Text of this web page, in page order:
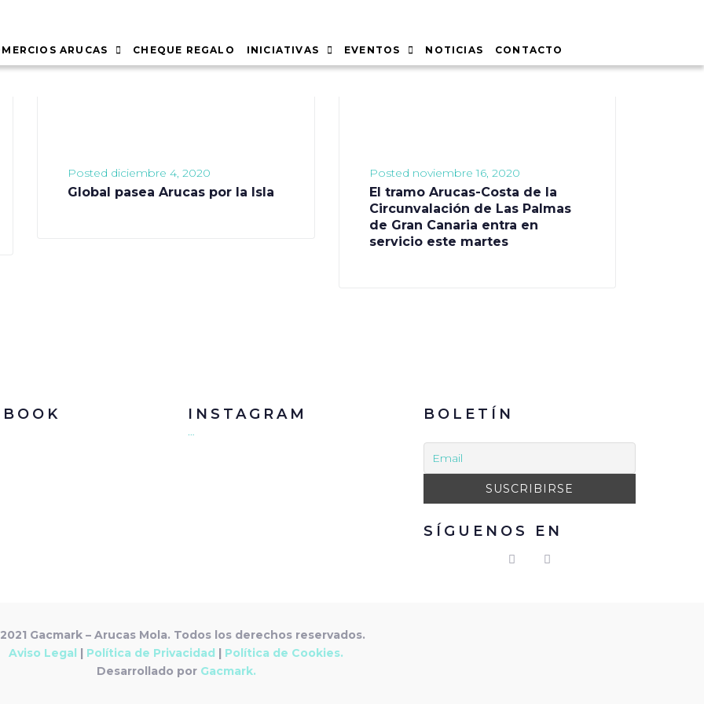
ARUCAS CHEQUE REGALO INICIATIVAS EVENTOS NOTICIAS CONTACTO
Posted diciembre 4, 2020
Global pasea Arucas por la Isla
Posted noviembre 16, 2020
El tramo Arucas-Costa de la
Circunvalación de Las Palmas
de Gran Canaria entra en
servicio este martes
INSTAGRAM
…
BOLETÍN
SÍGUENOS EN
Gacmark – Arucas Mola. Todos los derechos reservados.
Aviso Legal | Política de Privacidad | Política de Cookies.
Desarrollado por Gacmark.